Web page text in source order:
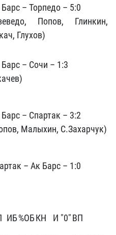
– Торпедо – 5:0
Попов, Глинкин,
Глухов)
– Сочи – 1:3
– Спартак – 3:2
Малыхин, С.Захарчук)
– Ак Барс – 1:0
ИБ%ОБКН И "0"ВП